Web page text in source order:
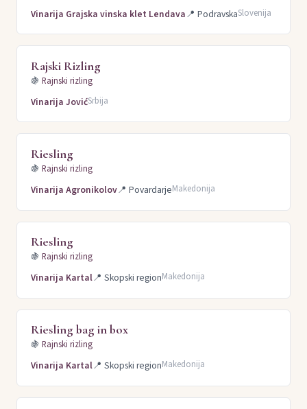
Vinarija Grajska vinska klet Lendava📍 PodravskaSlovenija
Rajski Rizling
🍇 Rajnski rizling
Vinarija JovićSrbija
Riesling
🍇 Rajnski rizling
Vinarija Agronikolov📍 PovardarjeMakedonija
Riesling
🍇 Rajnski rizling
Vinarija Kartal📍 Skopski regionMakedonija
Riesling bag in box
🍇 Rajnski rizling
Vinarija Kartal📍 Skopski regionMakedonija